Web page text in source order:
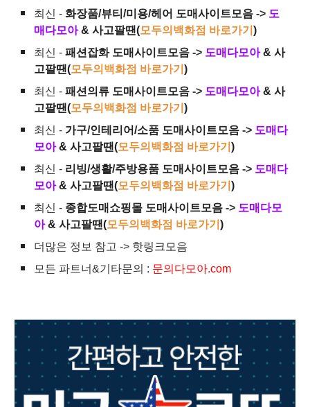
최신 -화장품/뷰티/미용/헤어 도매사이트모음 -> 도
매다모아 & 사고팔땐(모두의백화점 바로가기)
최신 -패션잡화 도매사이트모음 -> 도매다모아 & 사
고팔땐(모두의백화점 바로가기)
최신 -패션의류 도매사이트모음 -> 도매다모아 & 사
고팔땐(모두의백화점 바로가기)
최신 - 가구/인테리어/소품 도매사이트모음 -> 도매다
모아 & 사고팔땐(모두의백화점 바로가기)
최신 - 리빙/생활/주방용품 도매사이트모음 -> 도매다
모아 & 사고팔땐(모두의백화점 바로가기)
최신 - 종합도매쇼핑몰 도매사이트모음 -> 도매다모
아 & 사고팔땐(모두의백화점 바로가기)
더많은 정보 참고 -> 핫링크모음
모든 파트너&기타문의 : 문의다모아.com